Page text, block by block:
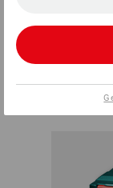
individuele